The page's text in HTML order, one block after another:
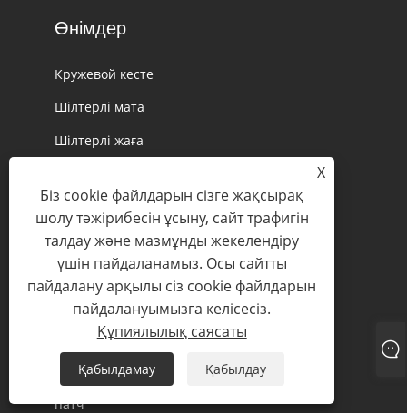
Өнімдер
Кружевой кесте
Шілтерлі мата
Шілтерлі жаға
Мақта шілтері
Серпімді шілтер
Қалыңдық шілтері
Тюль шілтер
Органза шілтер
3D шілтер
патч
X
Біз cookie файлдарын сізге жақсырақ
шолу тәжірибесін ұсыну, сайт трафигін
талдау және мазмұнды жекелендіру
үшін пайдаланамыз. Осы сайтты
пайдалану арқылы сіз cookie файлдарын
пайдалануымызға келісесіз.
Құпиялылық саясаты
Қабылдамау Қабылдау